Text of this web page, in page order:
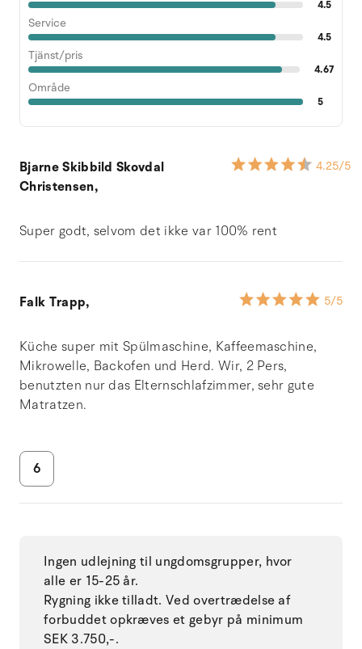
4.5
Service
4.5
Tjänst/pris
4.67
Område
5
Bjarne Skibbild Skovdal
Christensen,
4.25/5
Super godt, selvom det ikke var 100% rent
Falk Trapp, 5/5
Küche super mit Spülmaschine, Kaffeemaschine,
Mikrowelle, Backofen und Herd. Wir, 2 Pers,
benutzten nur das Elternschlafzimmer, sehr gute
Matratzen.
6
Ingen udlejning til ungdomsgrupper, hvor
alle er 15-25 år.
Rygning ikke tilladt. Ved overtrædelse af
forbuddet opkræves et gebyr på minimum
SEK 3.750,-.